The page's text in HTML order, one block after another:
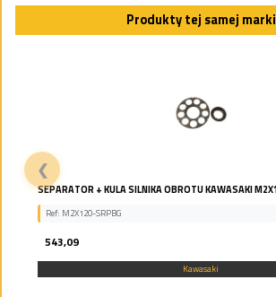
Produkty tej samej marki
Tarcza rozdzielcza silnika obrotu Kawasaki...
Ref: M2x210_PLATE
756,71
Kawasaki
❮